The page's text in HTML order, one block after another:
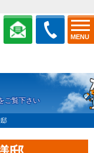
MENU
ご覧下さい